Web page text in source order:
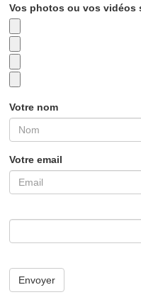
Vos photos ou vos vidéos
Votre nom
Votre email
Envoyer